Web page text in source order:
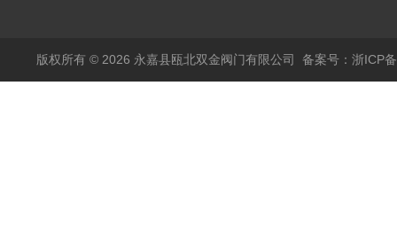
版权所有 © 2026 永嘉县瓯北双金阀门有限公司 备案号：浙ICP